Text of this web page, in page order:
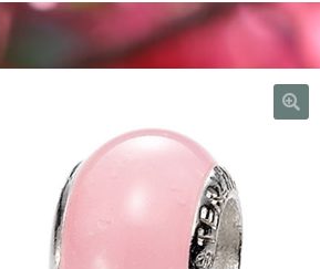
für Weihnachten 2023
für Weihnachten 2025
Schmuck online kaufen 2016
Schmuck online kaufen 2018
Karneval 2019 – Schmuck zu